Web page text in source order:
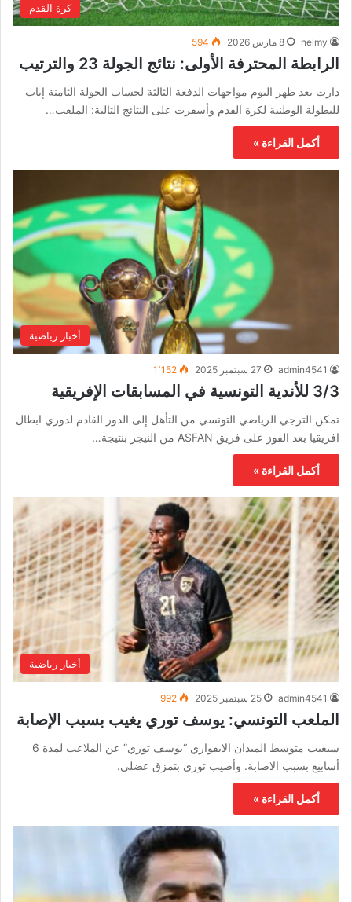
كرة القدم
helmy 8 مارس 2026 594
الرابطة المحترفة الأولى: نتائج الجولة 23 والترتيب
دارت بعد ظهر اليوم مواجهات الدفعة الثالثة لحساب الجولة الثامنة إياب
للبطولة الوطنية لكرة القدم وأسفرت على النتائج التالية: الملعب…
أكمل القراءة »
أخبار رياضية
admin4541 27 سبتمبر 2025 1٬152
3/3 للأندية التونسية في المسابقات الإفريقية
تمكن الترجي الرياضي التونسي من التأهل إلى الدور القادم لدوري ابطال
افريقيا بعد الفوز على فريق ASFAN من النيجر بنتيجة…
أكمل القراءة »
أخبار رياضية
admin4541 25 سبتمبر 2025 992
الملعب التونسي: يوسف توري يغيب بسبب الإصابة
سيغيب متوسط الميدان الايفواري “يوسف توري” عن الملاعب لمدة 6
أسابيع بسبب الاصابة. وأصيب توري بتمزق عضلي.
أكمل القراءة »